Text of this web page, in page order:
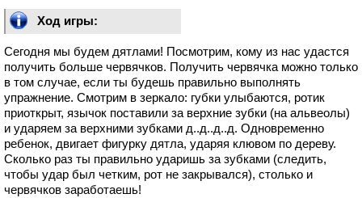
Ход игры:
Сегодня мы будем дятлами! Посмотрим, кому из нас удастся
получить больше червячков. Получить червячка можно только
в том случае, если ты будешь правильно выполнять
упражнение. Смотрим в зеркало: губки улыбаются, ротик
приоткрыт, язычок поставили за верхние зубки (на альвеолы)
и ударяем за верхними зубками д..д..д..д. Одновременно
ребенок, двигает фигурку дятла, ударяя клювом по дереву.
Сколько раз ты правильно ударишь за зубками (следить,
чтобы удар был четким, рот не закрывался), столько и
червячков заработаешь!